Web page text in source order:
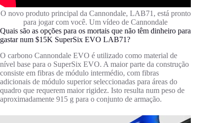
O novo produto principal da Cannondale, LAB71, está pronto
para jogar com você. Um vídeo de Cannondale
Quais são as opções para os mortais que não têm dinheiro para
gastar num $15K SuperSix EVO LAB71?
O carbono Cannondale EVO é utilizado como material de
nível base para o SuperSix EVO. A maior parte da construção
consiste em fibras de módulo intermédio, com fibras
adicionais de módulo superior seleccionadas para áreas do
quadro que requerem maior rigidez. Isto resulta num peso de
aproximadamente 915 g para o conjunto de armação.